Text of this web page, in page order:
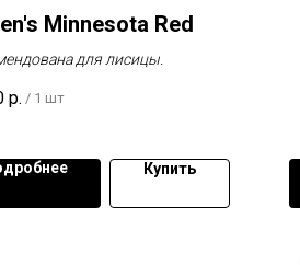
Minnesota Red
для лисицы.
р. / 1 шт
Купить